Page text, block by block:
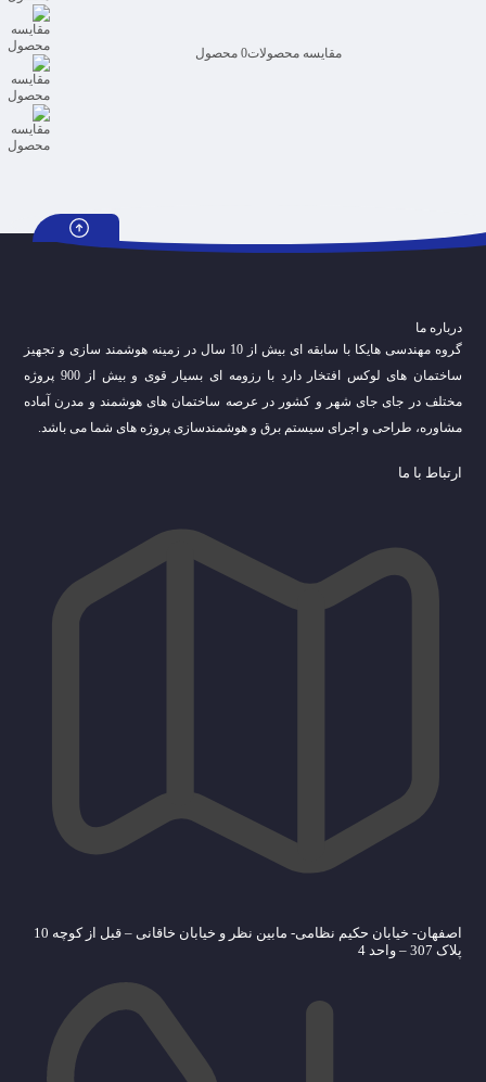
مقایسه محصولات0 محصول
درباره ما
گروه مهندسی هایکا با سابقه ای بیش از 10 سال در زمینه هوشمند سازی و تجهیز
ساختمان های لوکس افتخار دارد با رزومه ای بسیار قوی و بیش از 900 پروژه
مختلف در جای جای شهر و کشور در عرصه ساختمان های هوشمند و مدرن آماده
مشاوره، طراحی و اجرای سیستم برق و هوشمندسازی پروژه های شما می باشد.
ارتباط با ما
اصفهان- خیابان حکیم نظامی- مابین نظر و خیابان خاقانی – قبل از کوچه 10
پلاک 307 – واحد 4